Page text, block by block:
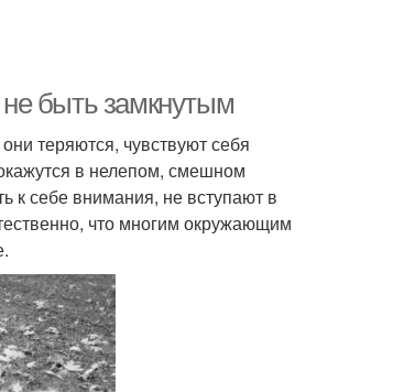
быть замкнутым
теряются, чувствуют себя
в нелепом, смешном
к себе внимания, не вступают в
что многим окружающим